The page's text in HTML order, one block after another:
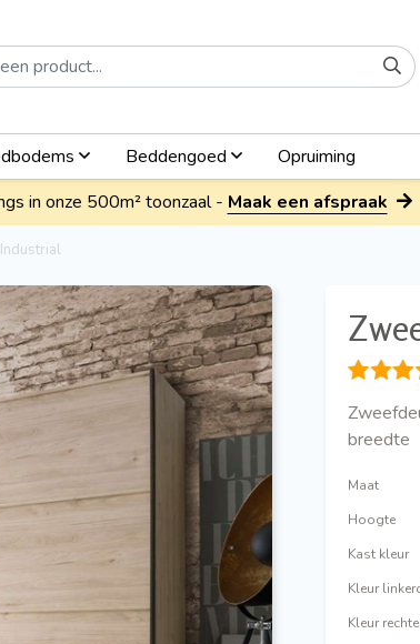
Beddengoed
Opruiming
in onze 500m² toonzaal - Maak een afspraak
breedte
Maat
Hoogte
Kast kleur
Kleur
Kleur